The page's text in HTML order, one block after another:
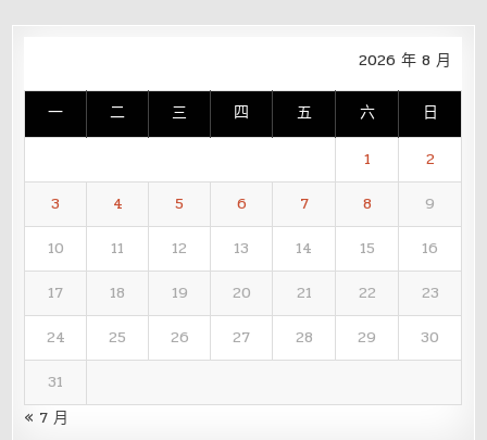
2026 年 8 月
一 二 三 四 五 六 日
1
2
3
4 5 6 7 8
9
10
11 12 13 14 15
16
17
18 19 20 21 22
23
24
25 26 27 28 29
30
31
« 7 月